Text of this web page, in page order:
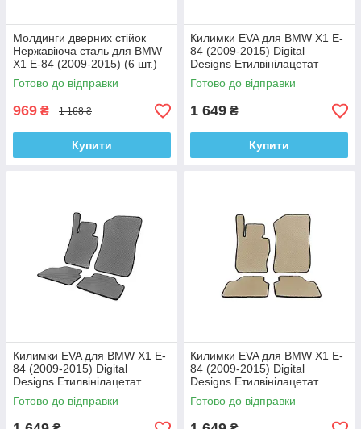
Молдинги дверних стійок
Нержавіюча сталь для BMW
X1 E-84 (2009-2015) (6 шт.)
Готово до відправки
969 ₴ 1 168 ₴
Купити
Килимки EVA для BMW X1 E-
84 (2009-2015) Digital
Designs Етилвінілацетат
Готово до відправки
1 649 ₴
Купити
Килимки EVA для BMW X1 E-
84 (2009-2015) Digital
Designs Етилвінілацетат
Готово до відправки
Килимки EVA для BMW X1 E-
84 (2009-2015) Digital
Designs Етилвінілацетат
Готово до відправки